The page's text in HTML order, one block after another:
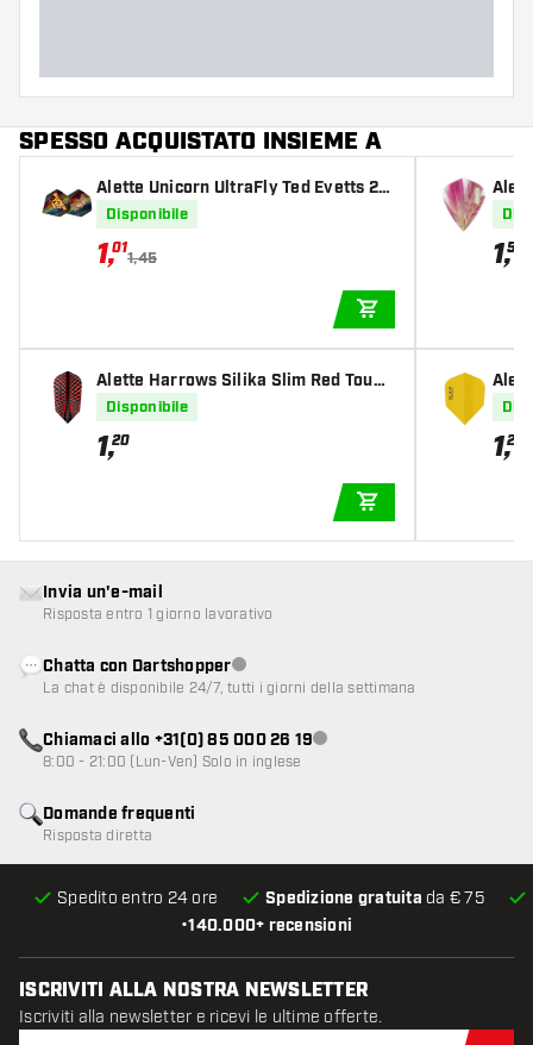
SPESSO ACQUISTATO INSIEME A
Alette Unicorn UltraFly Ted Evetts 20
23
Disponibile
1,01
1,45
Alette Harrows Silika Slim Red Tough
Crystalline Coated
Disponibile
1,20
ite
1,50
O6
1,20
•140.000+ recensioni
Spedito entro 24 ore Spedizione gratuita da € 75
Domande frequenti
Risposta diretta
Invia un'e-mail
Risposta entro 1 giorno lavorativo
Chatta con DartshopperServizio clienti non disponibile
La chat è disponibile 24/7, tutti i giorni della settimana
Chiamaci allo +31(0) 85 000 26 19Servizio clienti non disponibile
8:00 - 21:00 (Lun-Ven) Solo in inglese
ISCRIVITI ALLA NOSTRA NEWSLETTER
Iscriviti alla newsletter e ricevi le ultime offerte.